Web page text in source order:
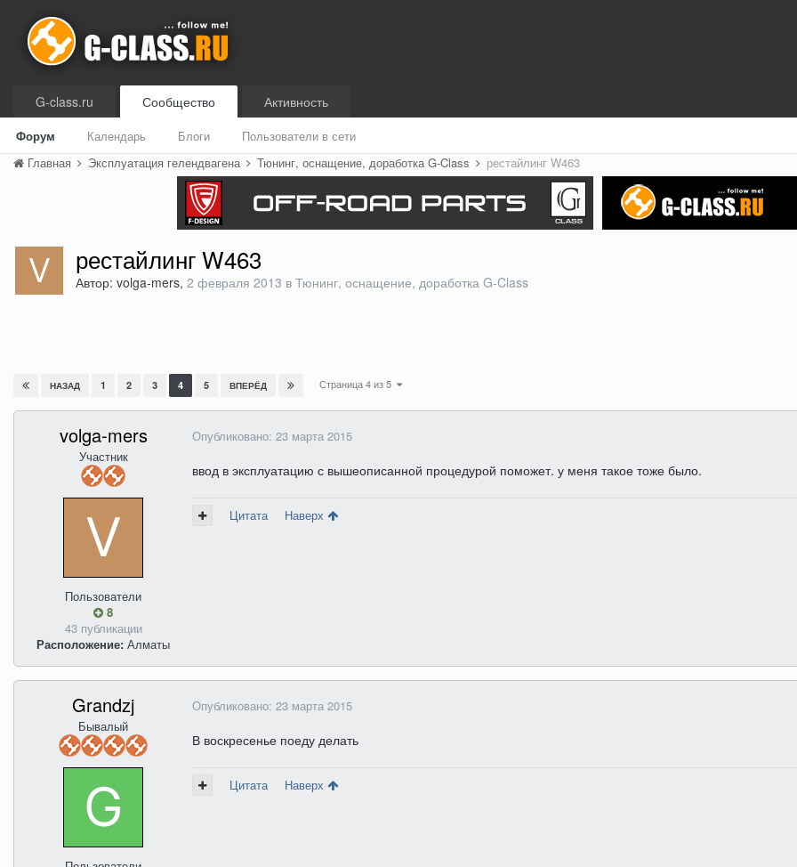
G-class.ru Сообщество
Форум Календарь Блоги Пользователи в сети
Активность
Главная Эксплуатация гелендвагена Тюнинг, оснащение, доработка G-Class рестайлинг W463
рестайлинг W463
Автор: volga-mers, 2 февраля 2013 в Тюнинг, оснащение, доработка G-Class
НАЗАД 1 2 3 4 5 ВПЕРЁД Страница 4 из 5
volga-mers
Участник
Пользователи
8
43 публикации
Расположение: Алматы
Опубликовано: 23 марта 2015
ввод в эксплуатацию с вышеописанной процедурой поможет. у меня такое тоже было.
Цитата Наверх
Grandzj
Бывалый
Опубликовано: 23 марта 2015
В воскресенье поеду делать
Цитата Наверх